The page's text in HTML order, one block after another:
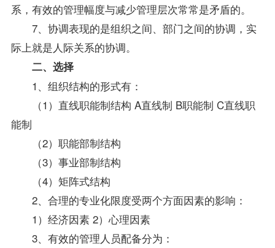
系，有效的管理幅度与减少管理层次常常是矛盾的。
7、协调表现的是组织之间、部门之间的协调，实
际上就是人际关系的协调。
二、选择
1、组织结构的形式有：
（1）直线职能制结构 A直线制 B职能制 C直线职
能制
（2）职能部制结构
（3）事业部制结构
（4）矩阵式结构
2、合理的专业化限度受两个方面因素的影响：
1）经济因素 2）心理因素
3、有效的管理人员配备分为：